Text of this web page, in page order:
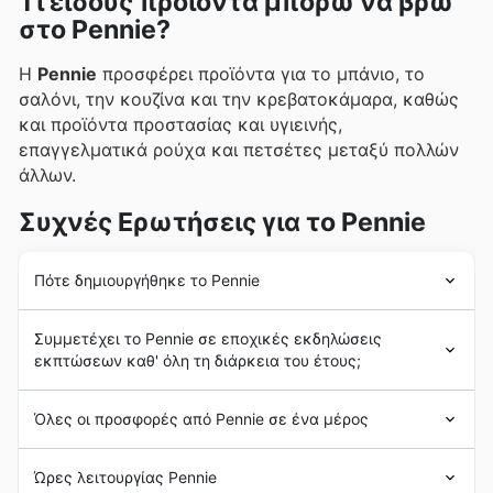
στο Pennie?
Η Pennie προσφέρει προϊόντα για το μπάνιο, το
σαλόνι, την κουζίνα και την κρεβατοκάμαρα, καθώς
και προϊόντα προστασίας και υγιεινής,
επαγγελματικά ρούχα και πετσέτες μεταξύ πολλών
άλλων.
Συχνές Ερωτήσεις για το Pennie
Πότε δημιουργήθηκε το Pennie
καθώς και η διάθεση για βελτίωση του σύγχρονου
σπιτιού, είναι στοιχεία που χαρακτηρίζουν τη
φιλοσοφία και αντανακλούν τα καταστήματαPennie.
Συμμετέχει το Pennie σε εποχικές εκδηλώσεις
εκπτώσεων καθ' όλη τη διάρκεια του έτους;
εκπτώσειςκαιπροσφορέςπου διοργανώνονται καθ’
όλη τη διάρκεια του έτους στην Ελλάδα. Πριν
επισκεφθείτε το κατάστημα, σας προτείνουμε να
Όλες οι προσφορές από Pennie σε ένα μέρος
λευκάείδη και είδη σπιτιού με εγγύηση ποιότητας σε
Ώρες λειτουργίας Pennie